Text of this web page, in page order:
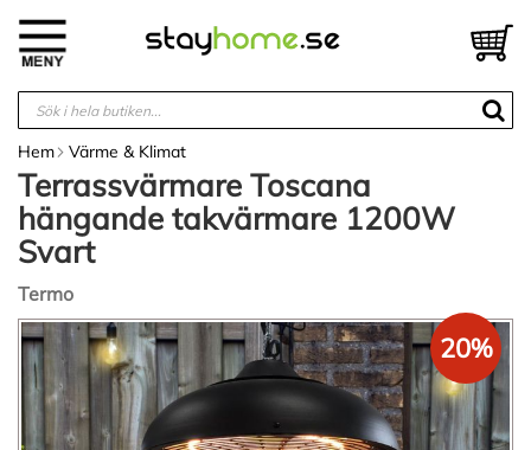
innehållet
Hem Värme & Klimat
Terrassvärmare Toscana
hängande takvärmare 1200W
Svart
Termo
Hoppa
till
slutet
bildgalleriet
20%